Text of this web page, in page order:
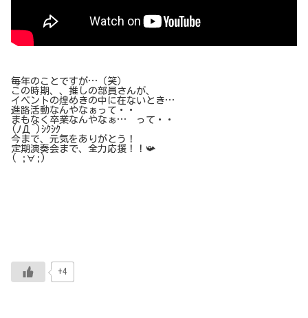
毎年のことですが…（笑）
この時期、、推しの部員さんが、
イベントの煌めきの中に在ないとき…
進路活動なんやなぁって・・
まもなく卒業なんやなぁ… って・・
(ﾉД`)ｼｸｼｸ
今まで、元気をありがとう！
定期演奏会まで、全力応援！！📯
( ;∀;)
+4